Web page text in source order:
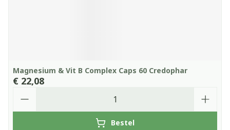
Magnesium & Vit B Complex Caps 60 Credophar
€ 22,08
Bestel